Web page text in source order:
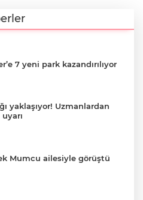
7 yeni park kazandırılıyor
yaklaşıyor! Uzmanlardan
Mumcu ailesiyle görüştü